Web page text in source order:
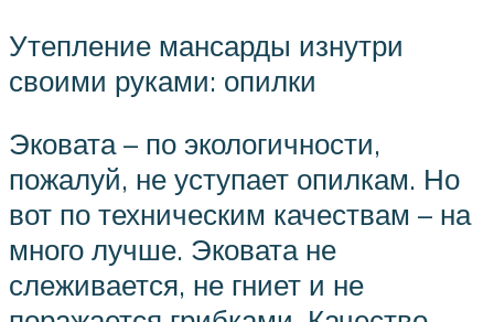
Утепление мансарды изнутри
своими руками: опилки
Эковата – по экологичности,
пожалуй, не уступает опилкам. Но
вот по техническим качествам – на
много лучше. Эковата не
слеживается, не гниет и не